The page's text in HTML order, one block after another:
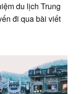
du lịch Trung
đi qua bài viết